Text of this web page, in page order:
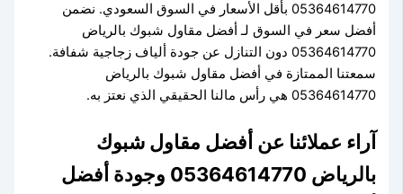
05364614770 بأقل الأسعار في السوق السعودي. نضمن
أفضل سعر في السوق لـ أفضل مقاول شبوك بالرياض
05364614770 دون التنازل عن جودة ألياف زجاجية شفافة.
سمعتنا الممتازة في أفضل مقاول شبوك بالرياض
05364614770 هي رأس مالنا الحقيقي الذي نعتز به.
آراء عملائنا عن أفضل مقاول شبوك
بالرياض 05364614770 وجودة أفضل